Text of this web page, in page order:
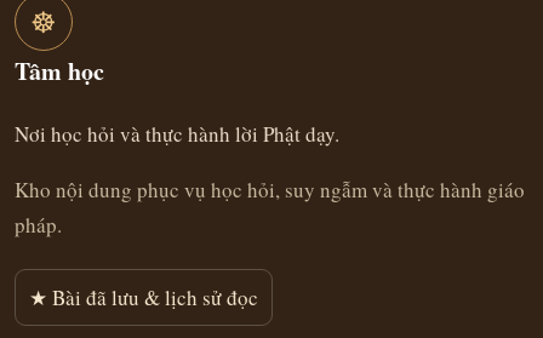
☸
Tâm học
Nơi học hỏi và thực hành lời Phật dạy.
Kho nội dung phục vụ học hỏi, suy ngẫm và thực hành giáo
pháp.
★ Bài đã lưu & lịch sử đọc